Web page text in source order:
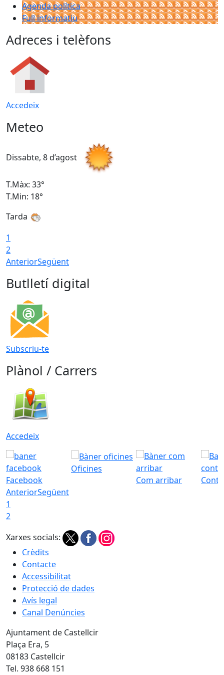
Agenda política
Full informatiu
Adreces i telèfons
Accedeix
Meteo
Dissabte, 8 d’agost
T.Màx: 33°
T.Min: 18°
Tarda
1
2
AnteriorSegüent
Butlletí digital
Subscriu-te
Plànol / Carrers
Accedeix
Facebook
Oficines
Com arribar
AnteriorSegüent
1
2
Xarxes socials:
Crèdits
Contacte
Accessibilitat
Protecció de dades
Avís legal
Canal Denúncies
Ajuntament de Castellcir
Plaça Era, 5
08183 Castellcir
Tel. 938 668 151